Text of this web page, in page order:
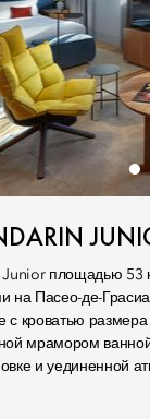
площадью 53
на Пасео-де-
с кроватью
мрамором
и уединенной